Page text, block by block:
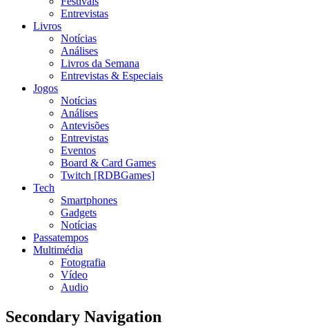
Entrevistas
Livros
Notícias
Análises
Livros da Semana
Entrevistas & Especiais
Jogos
Notícias
Análises
Antevisões
Entrevistas
Eventos
Board & Card Games
Twitch [RDBGames]
Tech
Smartphones
Gadgets
Notícias
Passatempos
Multimédia
Fotografia
Vídeo
Audio
Secondary Navigation